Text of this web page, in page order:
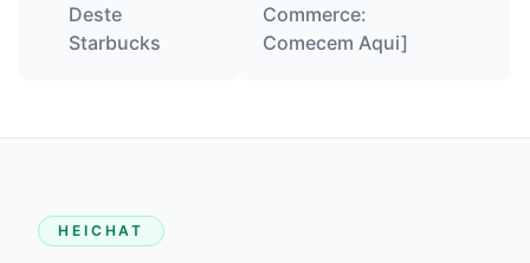
Deste
Starbucks
Commerce:
Comecem Aqui]
HEICHAT